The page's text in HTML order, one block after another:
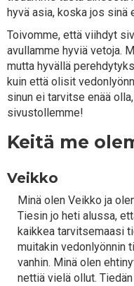
hyvä asia, koska jos sinä
Toivomme, että viihdyt
avullamme hyviä vetoja.
mutta hyvällä
kuin että olisit
sinun ei tarvitse enää
sivustollemme!
Keitä me
Veikko
Minä olen Veikko ja
Tiesin jo heti alussa,
kaikkea tarvitsemaasi
muitakin vedonlyönnin
vanhin. Minä olen
nettiä vielä ollut.